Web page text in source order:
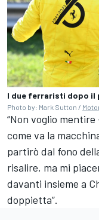
I due ferraristi dopo il
Photo by: Mark Sutton /
“Non voglio
come va la
partirò dal fono
risalire, ma mi
davanti insieme a
doppietta”.